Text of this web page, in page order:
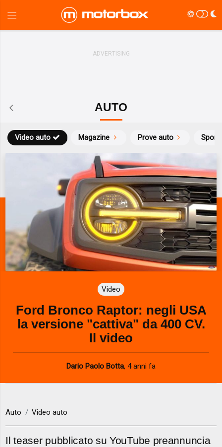
AUTO
Magazine Prove auto
Video auto Sport
Video
Ford Bronco Raptor: negli USA
la versione "cattiva" da 400 CV.
Il video
Dario Paolo Botta, 4 anni fa
Auto Video auto
Il teaser pubblicato su YouTube preannuncia